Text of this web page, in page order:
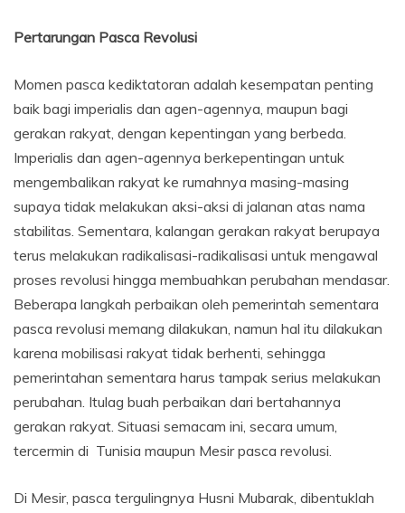
Pertarungan Pasca Revolusi
Momen pasca kediktatoran adalah kesempatan penting
baik bagi imperialis dan agen-agennya, maupun bagi
gerakan rakyat, dengan kepentingan yang berbeda.
Imperialis dan agen-agennya berkepentingan untuk
mengembalikan rakyat ke rumahnya masing-masing
supaya tidak melakukan aksi-aksi di jalanan atas nama
stabilitas. Sementara, kalangan gerakan rakyat berupaya
terus melakukan radikalisasi-radikalisasi untuk mengawal
proses revolusi hingga membuahkan perubahan mendasar.
Beberapa langkah perbaikan oleh pemerintah sementara
pasca revolusi memang dilakukan, namun hal itu dilakukan
karena mobilisasi rakyat tidak berhenti, sehingga
pemerintahan sementara harus tampak serius melakukan
perubahan. Itulag buah perbaikan dari bertahannya
gerakan rakyat. Situasi semacam ini, secara umum,
tercermin di Tunisia maupun Mesir pasca revolusi.
Di Mesir, pasca tergulingnya Husni Mubarak, dibentuklah